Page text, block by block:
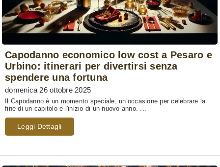
Capodanno economico low cost a Pesaro e
Urbino: itinerari per divertirsi senza
spendere una fortuna
domenica 26 ottobre 2025
Il Capodanno è un momento speciale, un’occasione per celebrare la
fine di un capitolo e l'inizio di un nuovo anno. ...
Leggi Dettagli